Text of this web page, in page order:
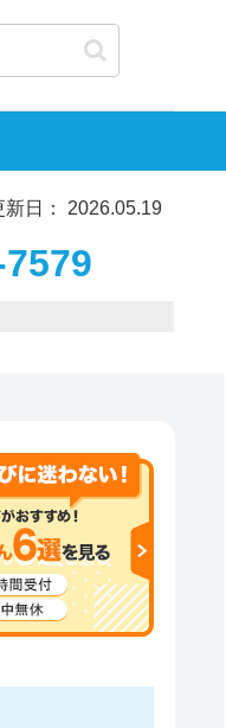
新日： 2026.05.19